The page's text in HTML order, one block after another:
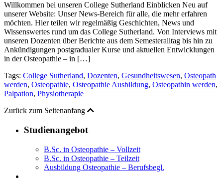
Willkommen bei unseren College Sutherland Einblicken Neu auf
unserer Website: Unser News-Bereich für alle, die mehr erfahren
möchten. Hier teilen wir regelmäßig Geschichten, News und
Wissenswertes rund um das College Sutherland. Von Interviews mit
unseren Dozenten über Berichte aus dem Semesteralltag bis hin zu
Ankündigungen postgradualer Kurse und aktuellen Entwicklungen
in der Osteopathie – in […]
Tags: College Sutherland, Dozenten, Gesundheitswesen, Osteopath
werden, Osteopathie, Osteopathie Ausbildung, Osteopathin werden,
Palpation, Physiotherapie
Zurück zum Seitenanfang
Studienangebot
B.Sc. in Osteopathie – Vollzeit
B.Sc. in Osteopathie – Teilzeit
Ausbildung Osteopathie – Berufsbegl.